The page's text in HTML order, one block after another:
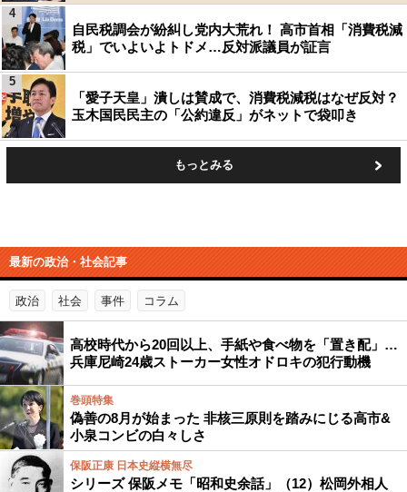
自民税調会が紛糾し党内大荒れ！ 高市首相「消費税減
税」でいよいよトドメ…反対派議員が証言
4
「愛子天皇」潰しは賛成で、消費税減税はなぜ反対？
玉木国民民主の「公約違反」がネットで袋叩き
5
もっとみる
最新の政治・社会記事
政治 社会 事件 コラム
高校時代から20回以上、手紙や食べ物を「置き配」…
兵庫尼崎24歳ストーカー女性オドロキの犯行動機
巻頭特集
偽善の8月が始まった 非核三原則を踏みにじる高市&
小泉コンビの白々しさ
保阪正康 日本史縦横無尽
シリーズ 保阪メモ「昭和史余話」（12）松岡外相人